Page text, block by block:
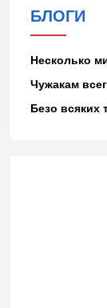
БЛОГИ
Несколько
Чужакам
Безо всяких